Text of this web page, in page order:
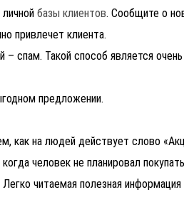
личнойбазы клиентов. Сообщите о
привлечет клиента.
– спам. Такой способ является
предложении.
как на людей действует слово
человек не планировал
Легко читаемая полезная информация